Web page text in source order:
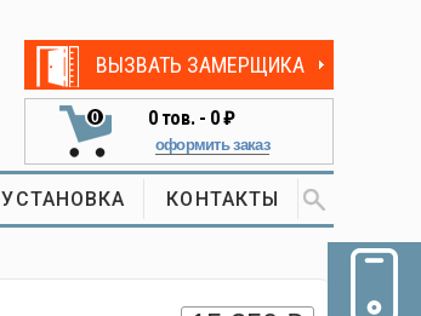
ВЫЗВАТЬ ЗАМЕРЩИКА
0 0тов. - 0 ₽
оформить заказ
УСТАНОВКА КОНТАКТЫ